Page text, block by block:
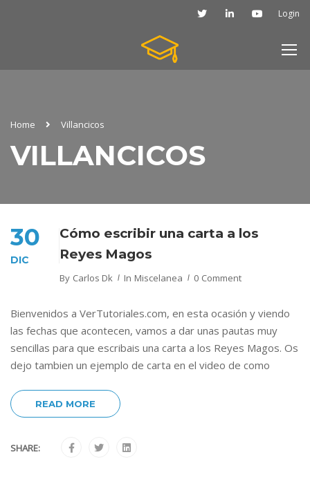
Login
Home Villancicos
VILLANCICOS
30
DIC
Cómo escribir una carta a los
Reyes Magos
By Carlos Dk In Miscelanea 0 Comment
Bienvenidos a VerTutoriales.com, en esta ocasión y viendo
las fechas que acontecen, vamos a dar unas pautas muy
sencillas para que escribais una carta a los Reyes Magos. Os
dejo tambien un ejemplo de carta en el video de como
READ MORE
SHARE: